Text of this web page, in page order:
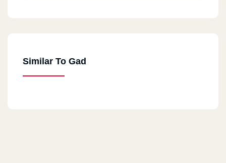
Similar To Gad